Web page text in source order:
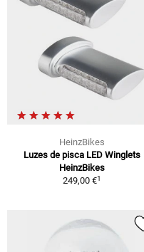
HeinzBikes
Luzes de pisca LED Winglets
HeinzBikes
249,00 €1